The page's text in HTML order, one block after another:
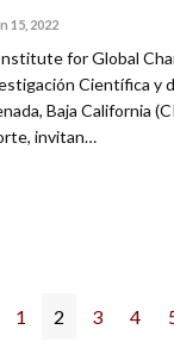
15, 2022
for Global
Científica y
Baja California
invitan…
1 2 3 4